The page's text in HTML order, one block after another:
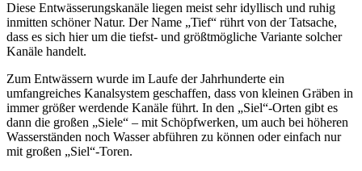
Diese Entwässerungskanäle liegen meist sehr idyllisch und ruhig
inmitten schöner Natur. Der Name „Tief“ rührt von der Tatsache,
dass es sich hier um die tiefst- und größtmögliche Variante solcher
Kanäle handelt.
Zum Entwässern wurde im Laufe der Jahrhunderte ein
umfangreiches Kanalsystem geschaffen, dass von kleinen Gräben in
immer größer werdende Kanäle führt. In den „Siel“-Orten gibt es
dann die großen „Siele“ – mit Schöpfwerken, um auch bei höheren
Wasserständen noch Wasser abführen zu können oder einfach nur
mit großen „Siel“-Toren.